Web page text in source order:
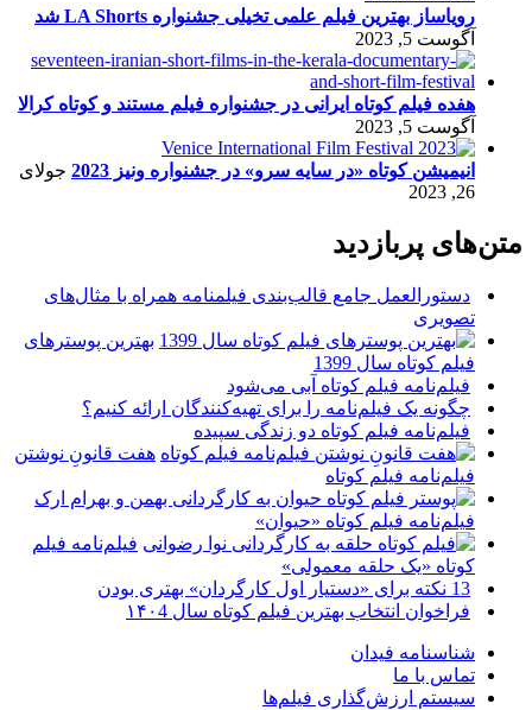
رویاساز بهترین فیلم علمی تخیلی جشنواره LA Shorts شد
آگوست 5, 2023
هفده فیلم کوتاه ایرانی در جشنواره فیلم مستند و کوتاه کرالا
آگوست 5, 2023
انیمیشن کوتاه «در سایه سرو» در جشنواره ونیز 2023
جولای
26, 2023
متن‌های پربازدید
دستورالعمل جامع قالب‌بندی فیلمنامه همراه با مثال‌های
تصویری
بهترین پوسترهای
فیلم کوتاه سال 1399
فیلم‌نامه فیلم کوتاه آبی می‌شود
چگونه یک فیلم‌نامه را برای تهیه‌کنندگان ارائه کنیم؟
فیلم‌نامه فیلم کوتاه دو زندگی سپیده
هفت قانونِ نوشتن
فیلم‌نامه فیلم کوتاه
فیلم‌نامه فیلم کوتاه «حیوان»
فیلم‌نامه فیلم
کوتاه «یک حلقه معمولی»
13 نکته برای «دستیار اول کارگردان» بهتری بودن
فراخوان انتخاب بهترین فیلم کوتاه سال ۱۴۰4
شناسنامه فیدان
تماس با ما
سیستم ارزش‌گذاری فیلم‌ها